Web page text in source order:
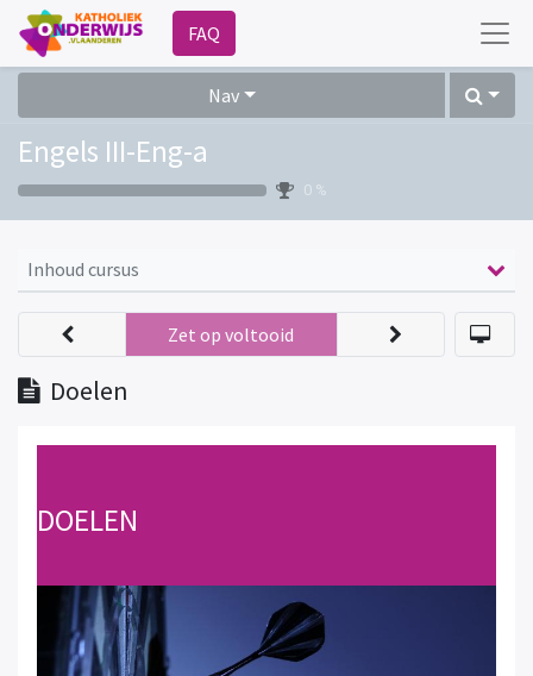
FAQ
Nav
Engels III-Eng-a
0 %
Inhoud cursus
Doelen
Zet op voltooid
DOELEN